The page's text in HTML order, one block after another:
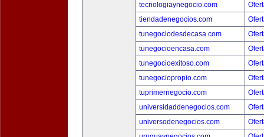
tecnologiaynegocio.com
tiendadenegocios.com
tunegociodesdecasa.com
tunegocioencasa.com
tunegocioexitoso.com
tunegociopropio.com
tuprimernegocio.com
universidaddenegocios.com
universodenegocios.com